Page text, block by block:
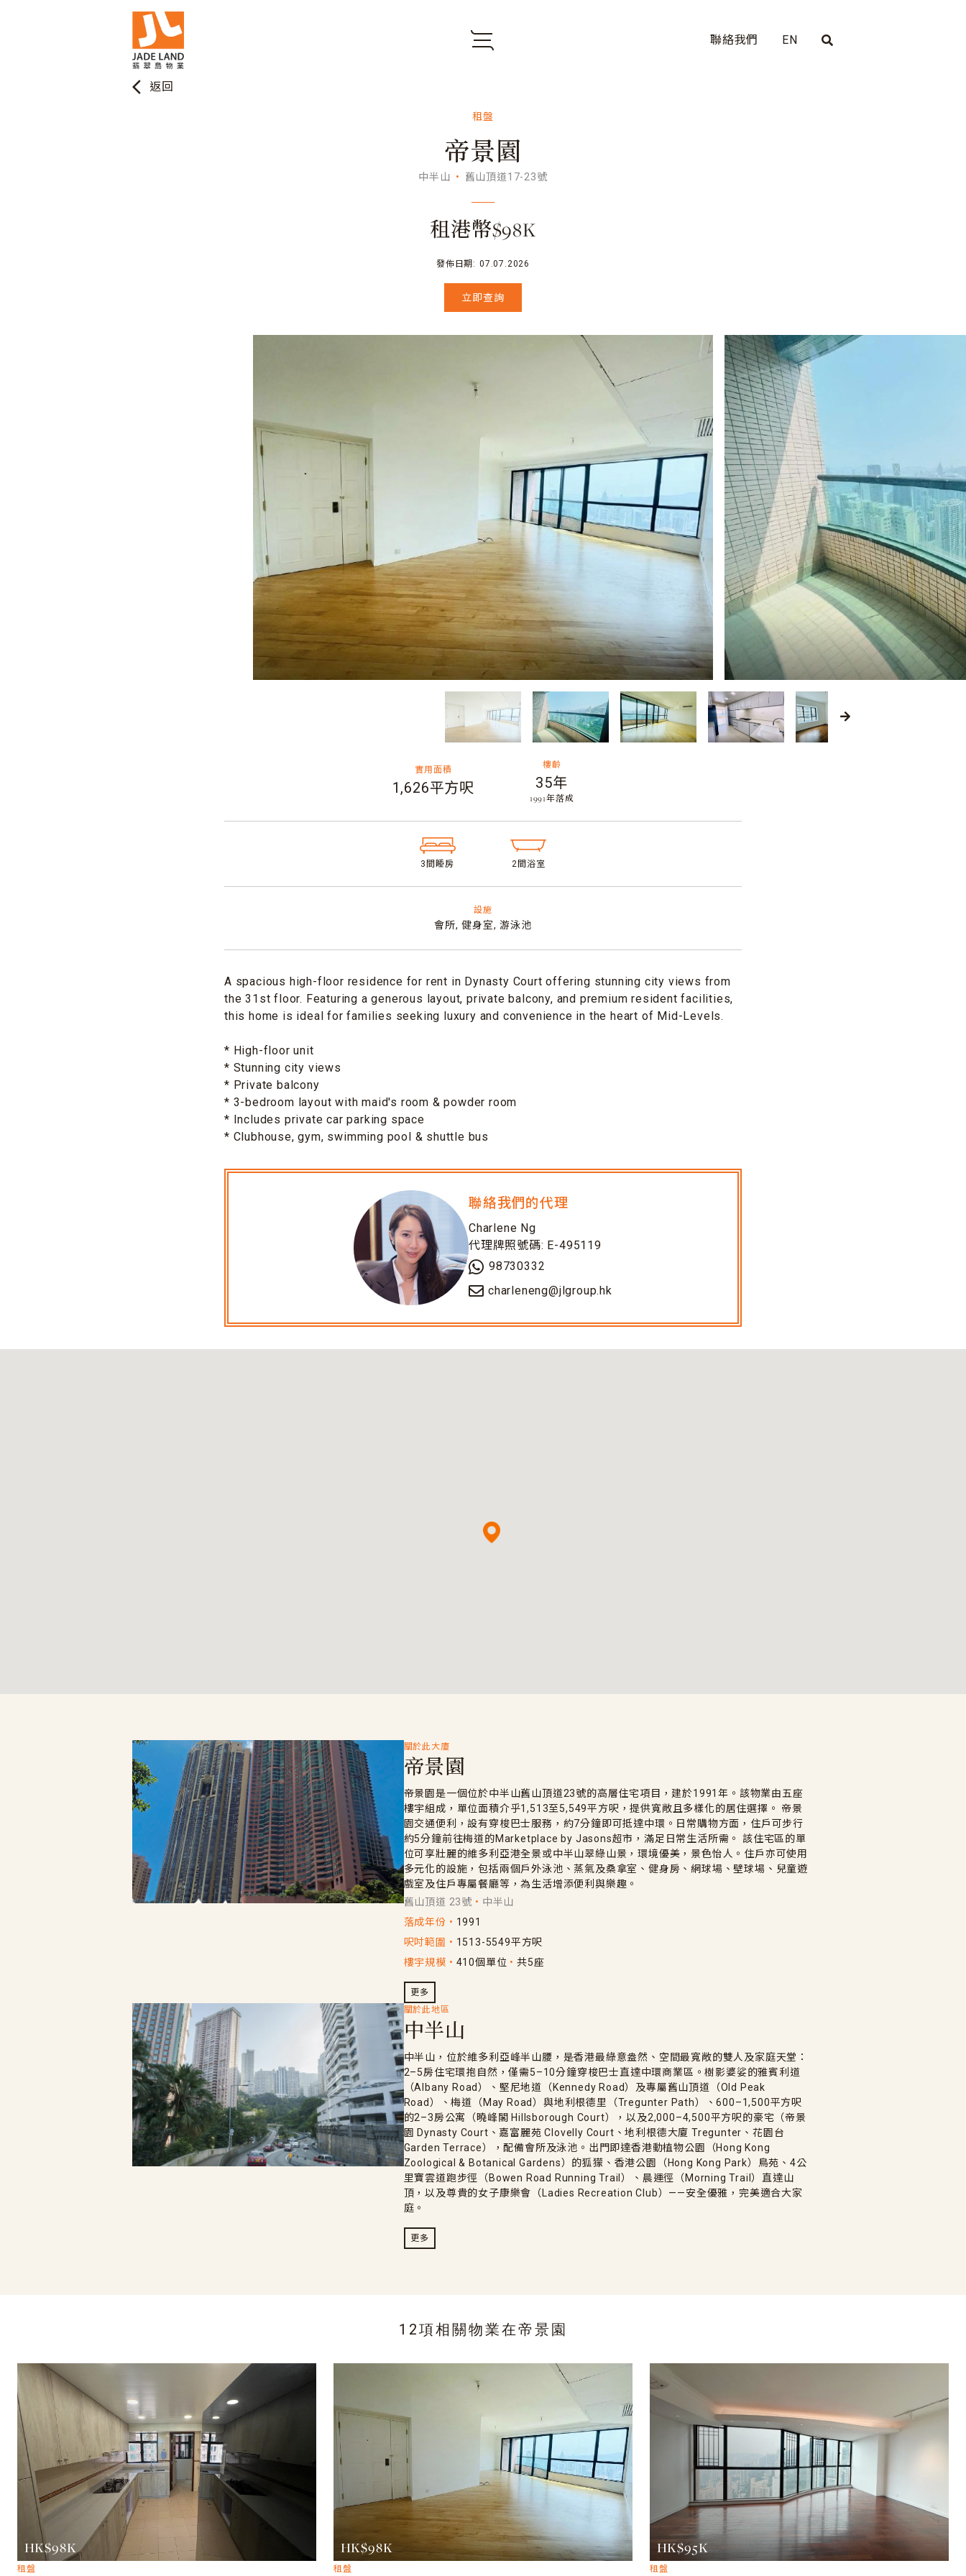
聯絡我們 EN
arrow_back_ios 返回
租盤
帝景園
中半山 舊山頂道17-23號
租港幣$98K
發佈日期: 07.07.2026
立即查詢
實用面積
1,626平方呎
樓齡
35年
​1991年落成
3間睡房​ 2間浴室​
設施
會所, 健身室, 游泳池
A spacious high-floor residence for rent in Dynasty Court offering stunning city views from
the 31st floor. Featuring a generous layout, private balcony, and premium resident facilities,
this home is ideal for families seeking luxury and convenience in the heart of Mid-Levels.
* High-floor unit
* Stunning city views
* Private balcony
* 3-bedroom layout with maid's room & powder room
* Includes private car parking space
* Clubhouse, gym, swimming pool & shuttle bus
聯絡我們的代理
Charlene Ng
代理牌照號碼: E-495119
98730332
charleneng@jlgroup.hk
關於此大廈
帝景園
帝景園是一個位於中半山舊山頂道23號的高層住宅項目，建於1991年。該物業由五座
樓宇組成，單位面積介乎1,513至5,549平方呎，提供寬敞且多樣化的居住選擇。 帝景
園交通便利，設有穿梭巴士服務，約7分鐘即可抵達中環。日常購物方面，住戶可步行
約5分鐘前往梅道的Marketplace by Jasons超市，滿足日常生活所需。 該住宅區的單
位可享壯麗的維多利亞港全景或中半山翠綠山景，環境優美，景色怡人。住戶亦可使用
多元化的設施，包括兩個戶外泳池、蒸氣及桑拿室、健身房、網球場、壁球場、兒童遊
戲室及住戶專屬餐廳等，為生活增添便利與樂趣。
舊山頂道 23號
中半山
落成年份
1991
呎吋範圍
1513-5549平方呎
樓宇規模
410個單位 共5座
更多
關於此地區
中半山
中半山，位於維多利亞峰半山腰，是香港最綠意盎然、空間最寬敞的雙人及家庭天堂：
2–5房住宅環抱自然，僅需5–10分鐘穿梭巴士直達中環商業區。樹影婆娑的雅賓利道
（Albany Road）、堅尼地道（Kennedy Road）及專屬舊山頂道（Old Peak
Road）、梅道（May Road）與地利根德里（Tregunter Path）、600–1,500平方呎
的2–3房公寓（曉峰閣 Hillsborough Court），以及2,000–4,500平方呎的豪宅（帝景
園 Dynasty Court、嘉富麗苑 Clovelly Court、地利根德大廈 Tregunter、花園台
Garden Terrace），配備會所及泳池。出門即達香港動植物公園（Hong Kong
Zoological & Botanical Gardens）的狐獴、香港公園（Hong Kong Park）鳥苑、4公
里寶雲道跑步徑（Bowen Road Running Trail）、晨運徑（Morning Trail）直達山
頂，以及尊貴的女子康樂會（Ladies Recreation Club）——安全優雅，完美適合大家
庭。
更多
12項相關物業在帝景園
HK$98K
租盤
HK$98K
租盤
HK$95K
租盤